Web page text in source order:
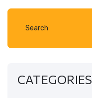
CATEGORIES